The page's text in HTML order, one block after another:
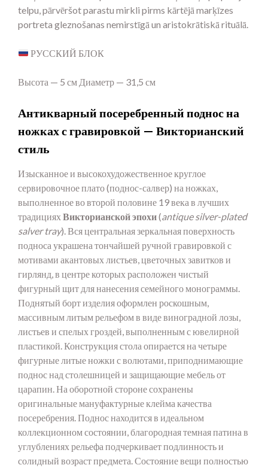
telpu, pārvēršot parastu mirkli pirms kārtējā marķīzes
portreta gleznošanas nemirstīgā un aristokrātiskā rituālā.
РУССКИЙ БЛОК
Высота — 5 см Диаметр — 31,5 см
Антикварный посеребренный поднос на
ножках с гравировкой — Викторианский
стиль
Изысканное и высокохудожественное круглое
сервировочное плато (поднос-салвер) на ножках,
выполненное во второй половине 19 века в лучших
традициях Викторианской эпохи(antique silver-plated
salver tray). Вся центральная зеркальная поверхность
подноса украшена тончайшей ручной гравировкой с
мотивами акантовых листьев, цветочных завитков и
гирлянд, в центре которых расположен чистый
фигурный щит для нанесения семейного монограммы.
Поднятый борт изделия оформлен роскошным,
массивным литым рельефом в виде виноградной лозы,
листьев и спелых гроздей, выполненным с ювелирной
пластикой. Конструкция стола опирается на четыре
фигурные литые ножки с волютами, приподнимающие
поднос над столешницей и защищающие мебель от
царапин. На оборотной стороне сохранены
оригинальные мануфактурные клейма качества
посеребрения. Поднос находится в идеальном
коллекционном состоянии, благородная темная патина в
углублениях рельефа подчеркивает подлинность и
солидный возраст предмета. Состояние вещи полностью